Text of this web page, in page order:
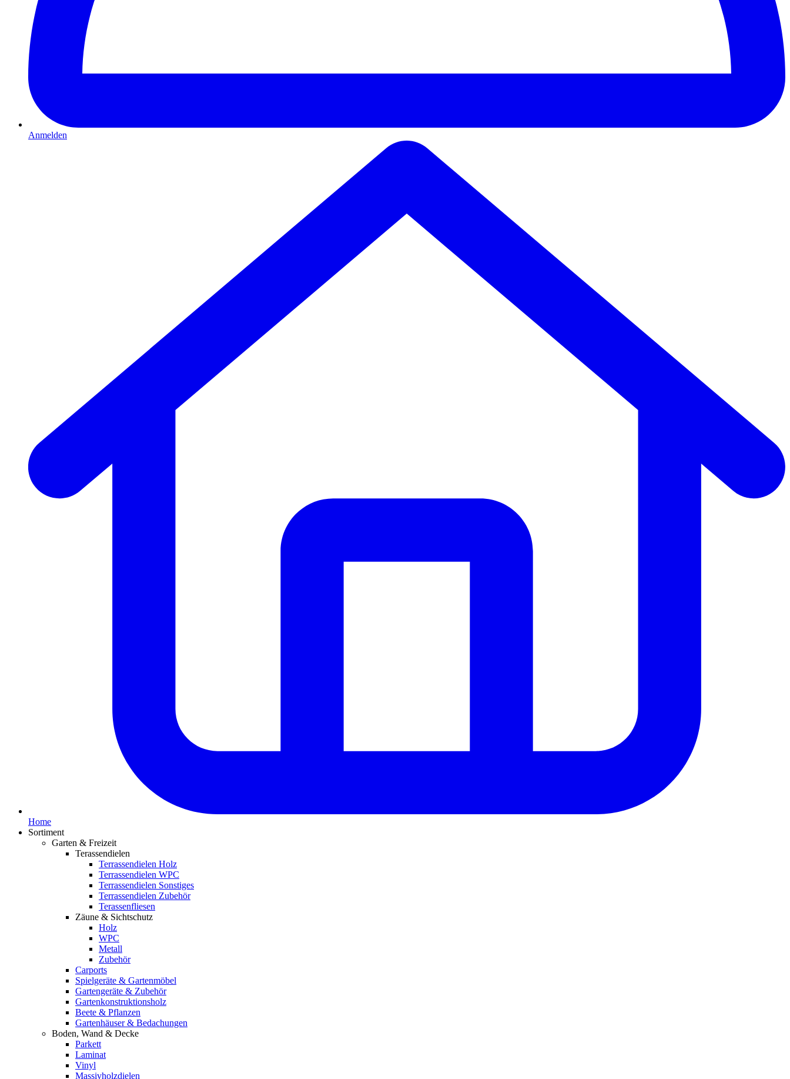
Anmelden
Home
Sortiment
Garten & Freizeit
Terassendielen
Terrassendielen Holz
Terrassendielen WPC
Terrassendielen Sonstiges
Terrassendielen Zubehör
Terassenfliesen
Zäune & Sichtschutz
Holz
WPC
Metall
Zubehör
Carports
Spielgeräte & Gartenmöbel
Gartengeräte & Zubehör
Gartenkonstruktionsholz
Beete & Pflanzen
Gartenhäuser & Bedachungen
Boden, Wand & Decke
Parkett
Laminat
Vinyl
Massivholzdielen